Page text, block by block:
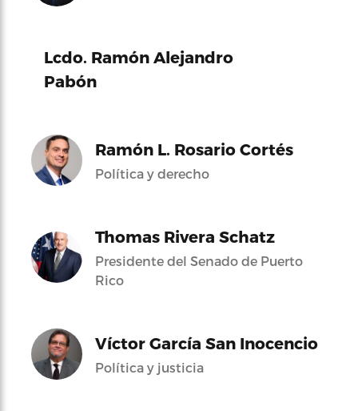
Lcdo. Ramón Alejandro
Pabón
Ramón L. Rosario Cortés
Política y derecho
Thomas Rivera Schatz
Presidente del Senado de Puerto
Rico
Víctor García San Inocencio
Política y justicia